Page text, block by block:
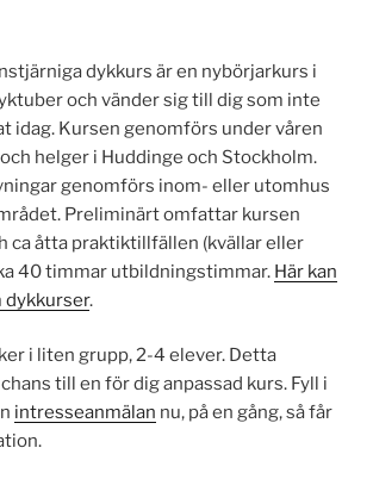
dykkurs är en nybörjarkurs i
och vänder sig till dig som inte
idag. Kursen genomförs under våren
helger i Huddinge och Stockholm.
genomförs inom- eller utomhus
Preliminärt omfattar kursen
ca åtta praktik­tillfällen (kvällar eller
40 timmar utbildnings­timmar. Här kan
dykkurser.
i liten grupp, 2-4 elever. Detta
till en för dig anpassad kurs. Fyll i
intresseanmälan nu, på en gång, så får